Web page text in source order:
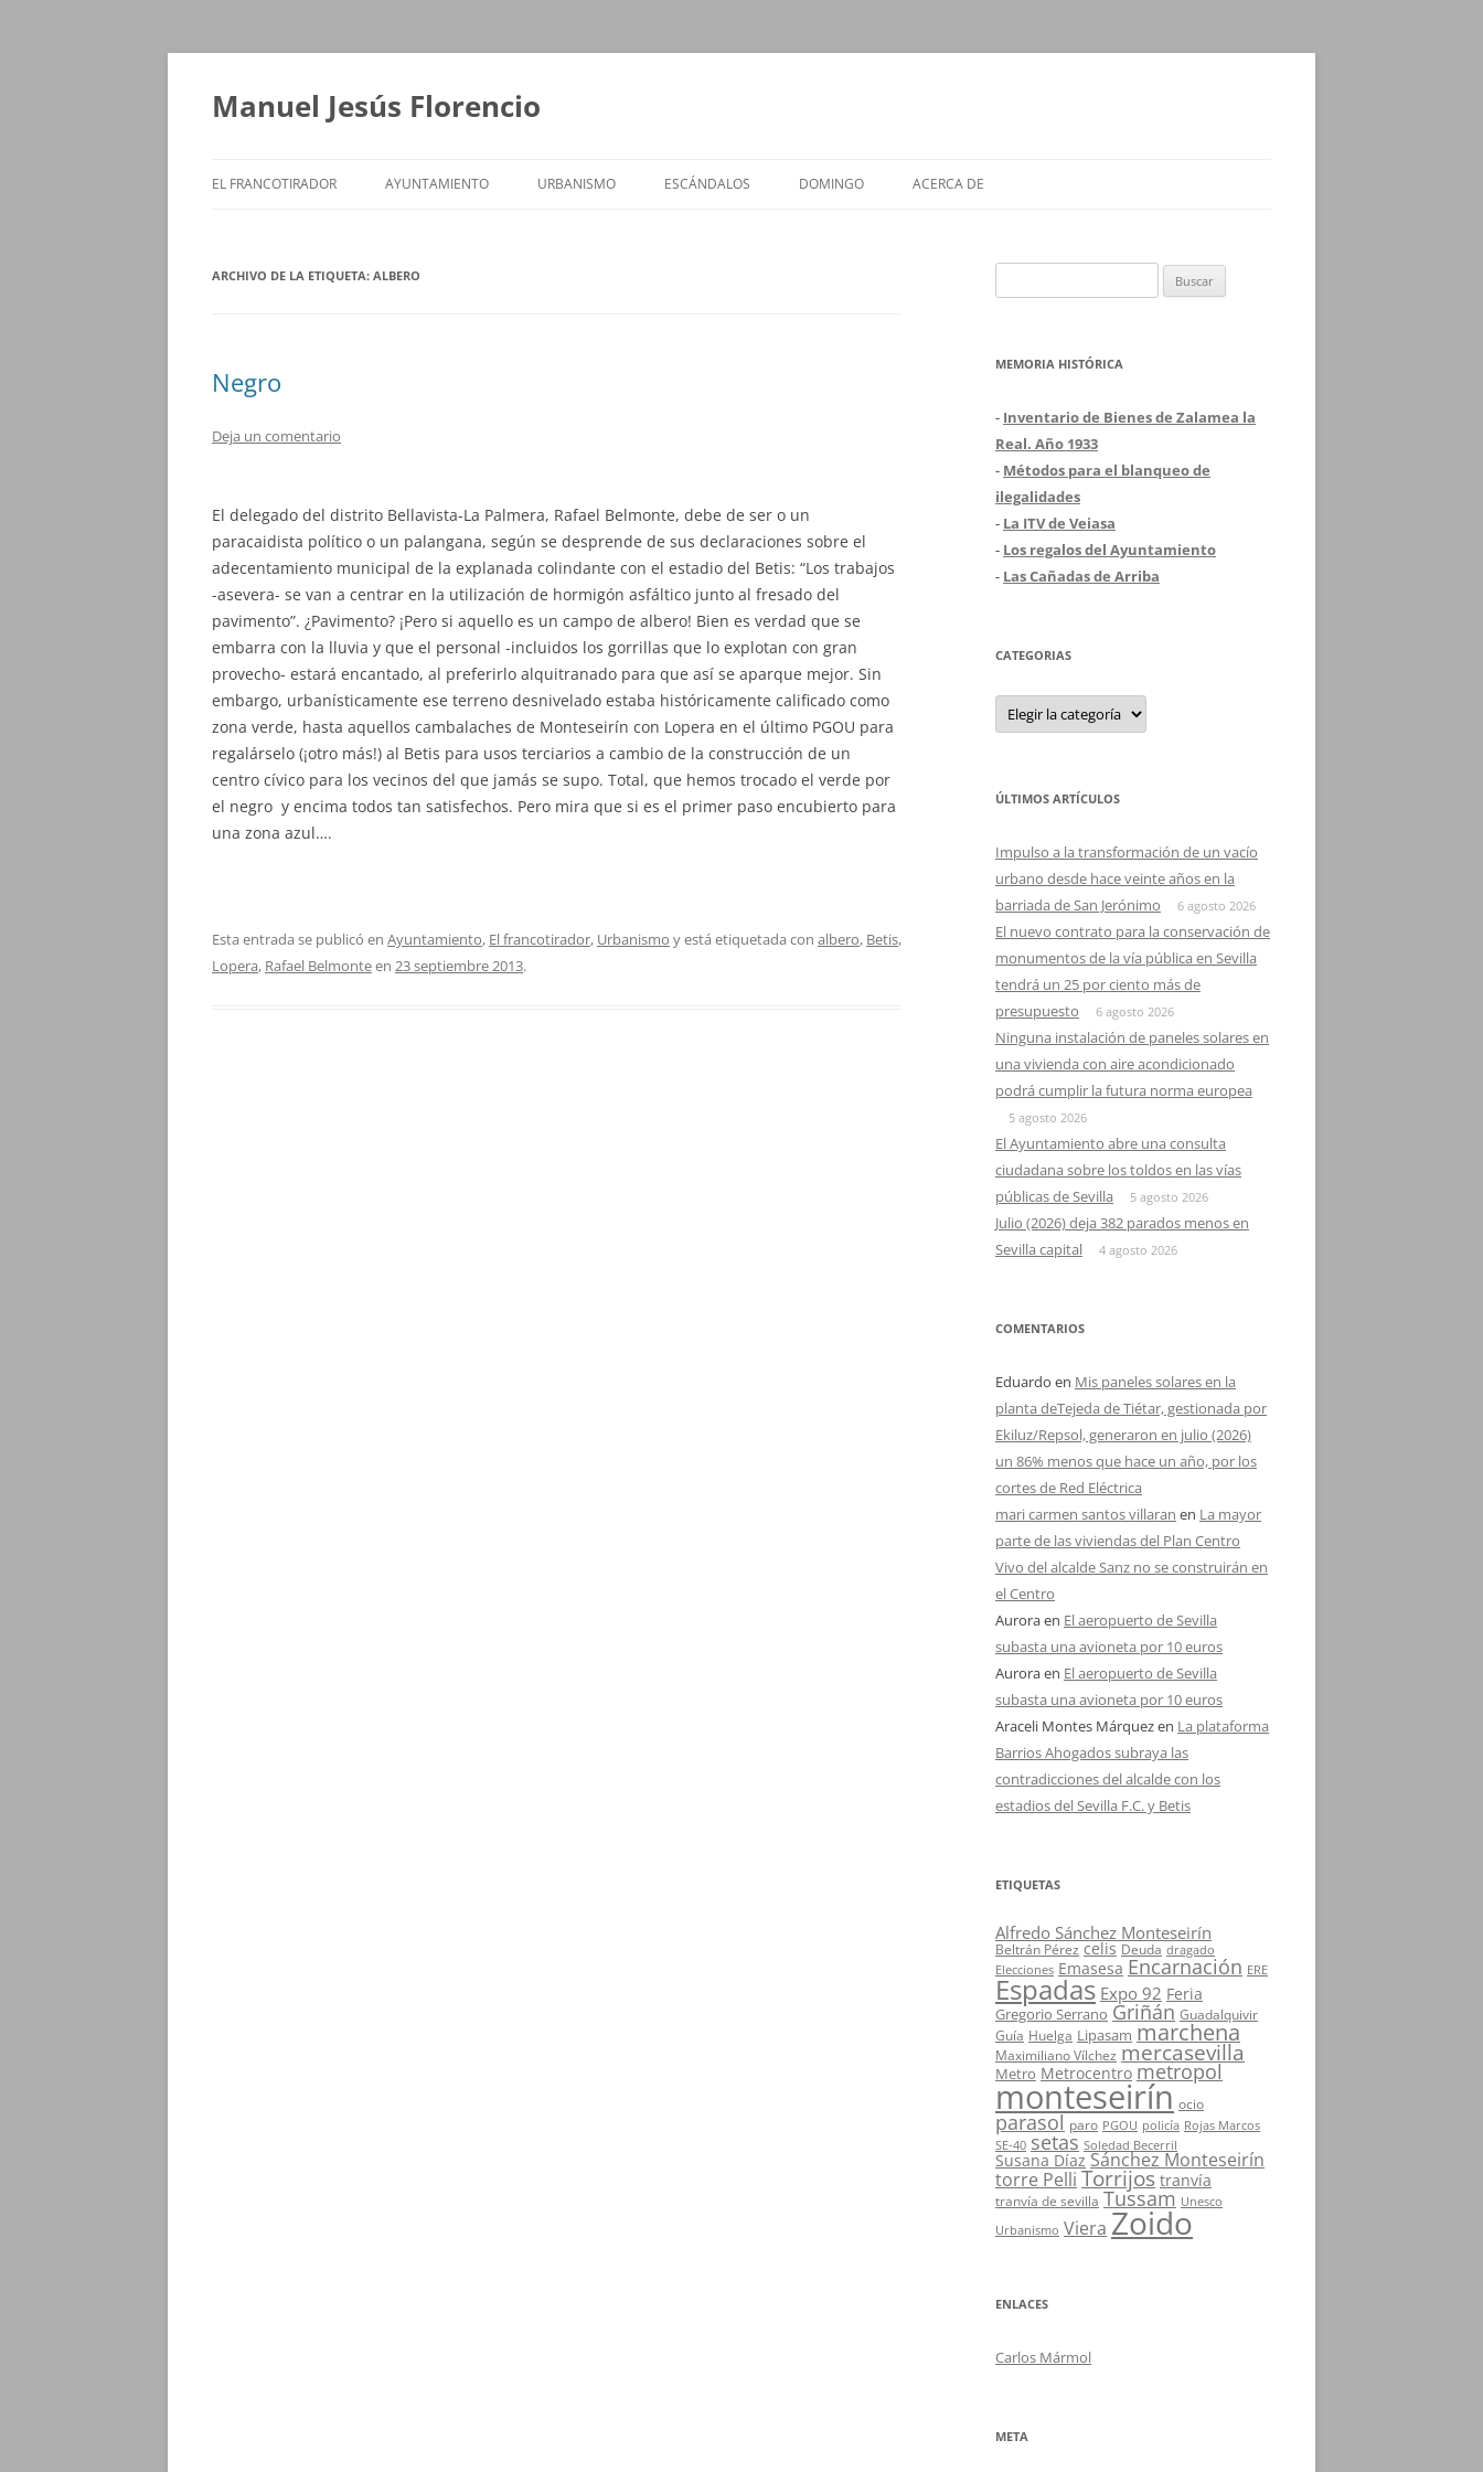
Saltar
Manuel Jesús Florencio
EL FRANCOTIRADOR AYUNTAMIENTO URBANISMO ESCÁNDALOS DOMINGO ACERCA DE
ARCHIVO DE LA ETIQUETA: ALBERO
Negro
Deja un comentario
El delegado del distrito Bellavista-La Palmera, Rafael Belmonte, debe de ser o un
paracaidista político o un palangana, según se desprende de sus declaraciones sobre el
adecentamiento municipal de la explanada colindante con el estadio del Betis: “Los trabajos
-asevera- se van a centrar en la utilización de hormigón asfáltico junto al fresado del
pavimento”. ¿Pavimento? ¡Pero si aquello es un campo de albero! Bien es verdad que se
embarra con la lluvia y que el personal -incluidos los gorrillas que lo explotan con gran
provecho- estará encantado, al preferirlo alquitranado para que así se aparque mejor. Sin
embargo, urbanísticamente ese terreno desnivelado estaba históricamente calificado como
zona verde, hasta aquellos cambalaches de Monteseirín con Lopera en el último PGOU para
regalárselo (¡otro más!) al Betis para usos terciarios a cambio de la construcción de un
centro cívico para los vecinos del que jamás se supo. Total, que hemos trocado el verde por
el negro y encima todos tan satisfechos. Pero mira que si es el primer paso encubierto para
una zona azul….
Esta entrada se publicó en Ayuntamiento, El francotirador, Urbanismo y está etiquetada con albero, Betis,
Lopera, Rafael Belmonteen 23 septiembre 2013.
MEMORIA HISTÓRICA
- Inventario de Bienes de Zalamea la
Real. Año 1933
- Métodos para el blanqueo de
ilegalidades
- La ITV de Veiasa
- Los regalos del Ayuntamiento
- Las Cañadas de Arriba
CATEGORIAS
Categorias
ÚLTIMOS ARTÍCULOS
Impulso a la transformación de un vacío
urbano desde hace veinte años en la
barriada de San Jerónimo
6 agosto 2026
El nuevo contrato para la conservación de
monumentos de la vía pública en Sevilla
tendrá un 25 por ciento más de
presupuesto
6 agosto 2026
Ninguna instalación de paneles solares en
una vivienda con aire acondicionado
podrá cumplir la futura norma europea
5 agosto 2026
El Ayuntamiento abre una consulta
ciudadana sobre los toldos en las vías
públicas de Sevilla
5 agosto 2026
Julio (2026) deja 382 parados menos en
Sevilla capital
4 agosto 2026
COMENTARIOS
Eduardo en Mis paneles solares en la
planta deTejeda de Tiétar, gestionada por
Ekiluz/Repsol, generaron en julio (2026)
un 86% menos que hace un año, por los
cortes de Red Eléctrica
mari carmen santos villaran en La mayor
parte de las viviendas del Plan Centro
Vivo del alcalde Sanz no se construirán en
el Centro
Auroraen El aeropuerto de Sevilla
subasta una avioneta por 10 euros
Auroraen El aeropuerto de Sevilla
subasta una avioneta por 10 euros
Araceli Montes Márquezen La plataforma
Barrios Ahogados subraya las
contradicciones del alcalde con los
estadios del Sevilla F.C. y Betis
ETIQUETAS
Alfredo Sánchez Monteseirín
Beltrán Pérez celis Deuda dragado
Elecciones Emasesa Encarnación ERE
Espadas Expo 92 Feria
Gregorio Serrano Griñán Guadalquivir
Guía Huelga Lipasam marchena
Maximiliano Vílchez mercasevilla
Metro Metrocentro metropol
monteseirín ocio
parasol paro PGOU policía Rojas Marcos
SE-40 setas Soledad Becerril
Susana Díaz Sánchez Monteseirín
torre Pelli Torrijos tranvía
tranvía de sevilla Tussam Unesco
Urbanismo Viera Zoido
ENLACES
Carlos Mármol
META